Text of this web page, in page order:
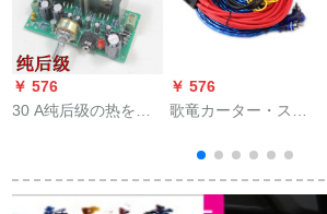
￥ 576
30 A纯后级の热を出
てセトを放します。
￥ 576
歌竜カーター・ステ
低音炮の电源ケベル/
保険胆/地线/コントロ
ロール/アウトレット/